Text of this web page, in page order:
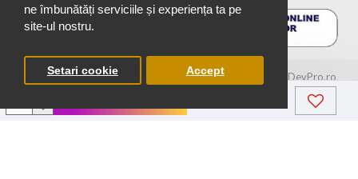
ne îmbunătăți serviciile și experiența ta pe
site-ul nostru.
Setari cookie Accept
© 2026 DaffisBooks.ro - Toate drepturile rezervate - by DevPro.ro